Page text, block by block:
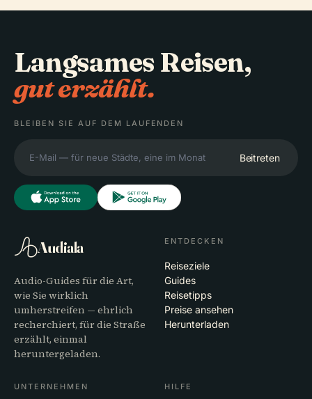
Langsames Reisen,
gut erzählt.
BLEIBEN SIE AUF DEM LAUFENDEN
Beitreten
Audiala
Audio-Guides für die Art,
wie Sie wirklich
umherstreifen — ehrlich
recherchiert, für die Straße
erzählt, einmal
heruntergeladen.
ENTDECKEN
Reiseziele
Guides
Reisetipps
Preise ansehen
Herunterladen
UNTERNEHMEN HILFE